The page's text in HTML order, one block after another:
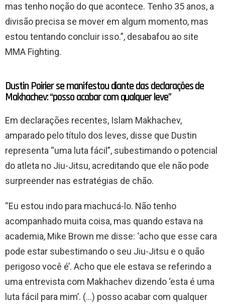
mas tenho noção do que acontece. Tenho 35 anos, a
divisão precisa se mover em algum momento, mas
estou tentando concluir isso.”, desabafou ao site
MMA Fighting.
Dustin Poirier se manifestou diante das declarações de
Makhachev: “posso acabar com qualquer leve”
Em declarações recentes, Islam Makhachev,
amparado pelo título dos leves, disse que Dustin
representa “uma luta fácil”, subestimando o potencial
do atleta no Jiu-Jitsu, acreditando que ele não pode
surpreender nas estratégias de chão.
“Eu estou indo para machucá-lo. Não tenho
acompanhado muita coisa, mas quando estava na
academia, Mike Brown me disse: ‘acho que esse cara
pode estar subestimando o seu Jiu-Jitsu e o quão
perigoso você é’. Acho que ele estava se referindo a
uma entrevista com Makhachev dizendo ‘esta é uma
luta fácil para mim’. (…) posso acabar com qualquer